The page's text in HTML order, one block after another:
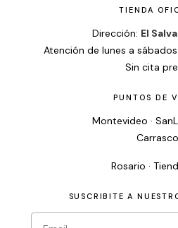
TIENDA
Dirección: El
Atención de lunes a
Sin cita
PUNTOS DE
Montevideo ·
Carrasco
Rosario ·
SUSCRIBITE A